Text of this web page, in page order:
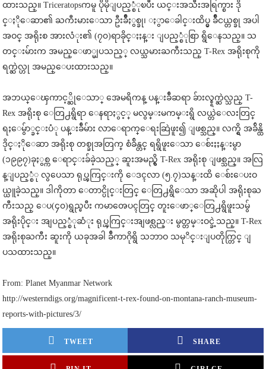
ထားသည္။ Triceratopsကမူ ပိုမိုျပည့္စံုၿပီး ယင္းအသီးအရြက္စား ဒို
င္ႏိုေဆာ၏ ႀကီးမားေသာ ဦးခ်ိဳႏွစ္ခု၊ ႏွာေခါင္းထိပ္မွ ခ်ိဳငယ္တစ္ခု အပါ
အဝင္ အရိုးစ အားလံုး၏ (၇၀)ရာခိုင္ႏႈန္း ျပည့္စံုစြာ ရွိေနသည္။ သ
တင္းမ်ားက အမည္ေဖာ္မျပသည့္ လယ္သမားႀကီးသည္ T-Rex အရိုးစုကို
ရက္ဆဲလ္ဟု အမည္ေပးထားသည္။
အဘယ္ေၾကာင့္ဆိုေသာ္ အေမရိကန္ ပန္းခ်ီဆရာ ခ်ားလ္စ္ရက္ဆဲလ္သည္ T-
Rex အရိုးစု ေတြ႕ရွိရာ ေနရာႏွင့္ မလွမ္းမကမ္းရွိ လယ္တဲေလးတြင္
ရႈေမွ်ာ္ခင္းပံု ပန္းခ်ီမ်ား လာေရာက္ေရးဆြဲဖူး၍ ျဖစ္သည္။ လက္ရွိ အခ်ိန္ထိ
ဒိုင္ႏိုေဆာ အရိုးစု တစ္ခုအတြက္ စံခ်ိန္တင္ ရရွိဖူးေသာ ေစ်းႏႈန္းမွာ
(၁၉၉၇)ခုႏွစ္က ေရာင္းခ်ခဲ့သည့္ ဆူးအမည္ရွိ T-Rex အရိုးစု ျဖစ္သည္။ အလြ
န္ျပည့္စံု လွပေသာ ရုပ္ၾကြင္းကို ေဒၚလာ (၅.၇)သန္းထိ ေစ်းေပးဝ
ယ္ယူခဲ့သည္။ ဒါကိုတာ ေတာင္ပိုင္းတြင္ ေတြ႕ရွိေသာ အဆိုပါ အရိုးစုႀ
ကီးသည္ ေပ(၄၀)ရွည္ၿပီး ကမာၻေပၚတြင္ တူးေဖာ္ေတြ႕ရွိဖူးသမွ်
အရိုးပိုင္း အျပည့္စံုဆံုး ရုပ္ၾကြင္းအျဖစ္လည္း မွတ္တမ္းဝင္ခဲ့သည္။ T-Rex
အရိုးစုႀကီး ဆူးကို ယခုအခါ ခ်ီကာဂိုရွိ သဘာဝ သမုိင္းျပတိုက္တြင္ ျ
ပသထားသည္။
From: Planet Myanmar Network
http://westerndigs.org/magnificent-t-rex-found-on-montana-ranch-museum-
reports-with-pictures/3/
TWEET SHARE